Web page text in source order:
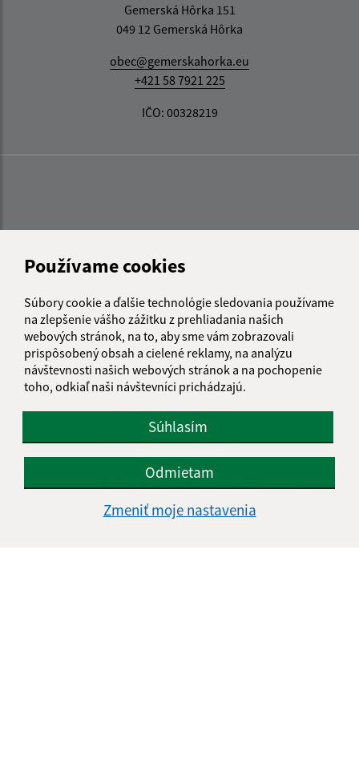
Používame cookies
Súbory cookie a ďalšie technológie sledovania používame
na zlepšenie vášho zážitku z prehliadania našich
webových stránok, na to, aby sme vám zobrazovali
prispôsobený obsah a cielené reklamy, na analýzu
návštevnosti našich webových stránok a na pochopenie
toho, odkiaľ naši návštevníci prichádzajú.
Súhlasím
Odmietam
Zmeniť moje nastavenia
Gemerská Hôrka 151
049 12 Gemerská Hôrka
obec@gemerskahorka.eu
+421 58 7921 225
IČO: 00328219
Informácie o stránke:
Vyhlásenie o prístupnosti
Autorské práva
Ochrana osobných údajov
Navigácia: